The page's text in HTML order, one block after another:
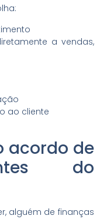
a vendas,
ao cliente
acordo de
do
alguém de finanças